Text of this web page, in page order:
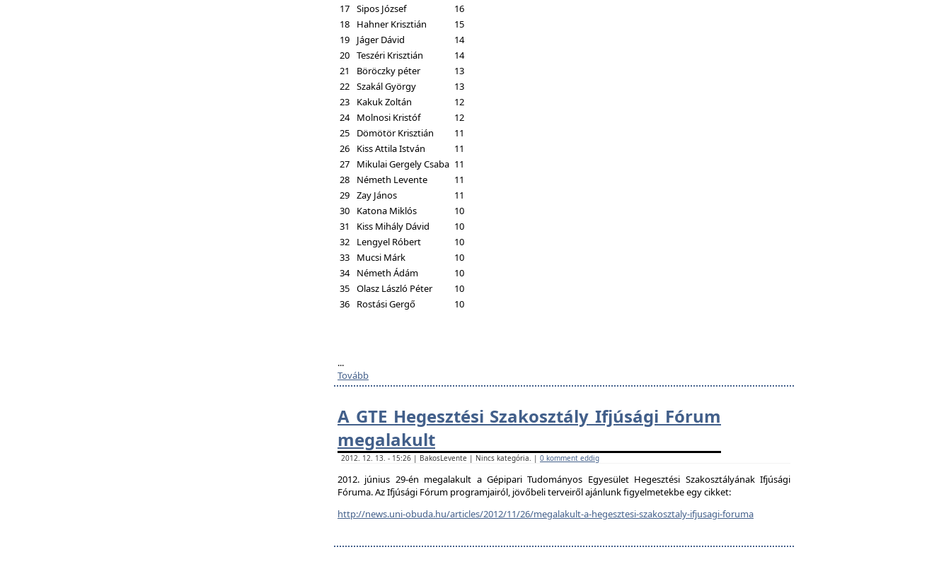
17 Sipos József
16
18
Hahner Krisztián
15
19
Jáger Dávid
14
20 Teszéri Krisztián
14
21
Böröczky péter
13
22 Szakál György
13
23
Kakuk Zoltán
12
24
Molnosi Kristóf
12
25
Dömötör Krisztián
11
26
Kiss Attila István
11
27
Mikulai Gergely Csaba 11
28
Németh Levente
11
29 Zay János
11
30
Katona Miklós
10
31
Kiss Mihály Dávid
10
32
Lengyel Róbert
10
33
Mucsi Márk
10
34
Németh Ádám
10
35 Olasz László Péter
10
36
Rostási Gergő 10
...
Tovább
A GTE Hegesztési Szakosztály Ifjúsági Fórum
megalakult
2012. 12. 13. - 15:26 | BakosLevente | Nincs kategória. | 0 komment eddig
2012. június 29-én megalakult a Gépipari Tudományos Egyesület Hegesztési Szakosztályának Ifjúsági
Fóruma. Az Ifjúsági Fórum programjairól, jövőbeli terveiről ajánlunk figyelmetekbe egy cikket:
http://news.uni-obuda.hu/articles/2012/11/26/megalakult-a-hegesztesi-szakosztaly-ifjusagi-foruma